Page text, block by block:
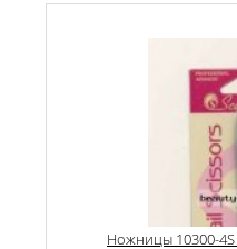
Ножницы 10300-